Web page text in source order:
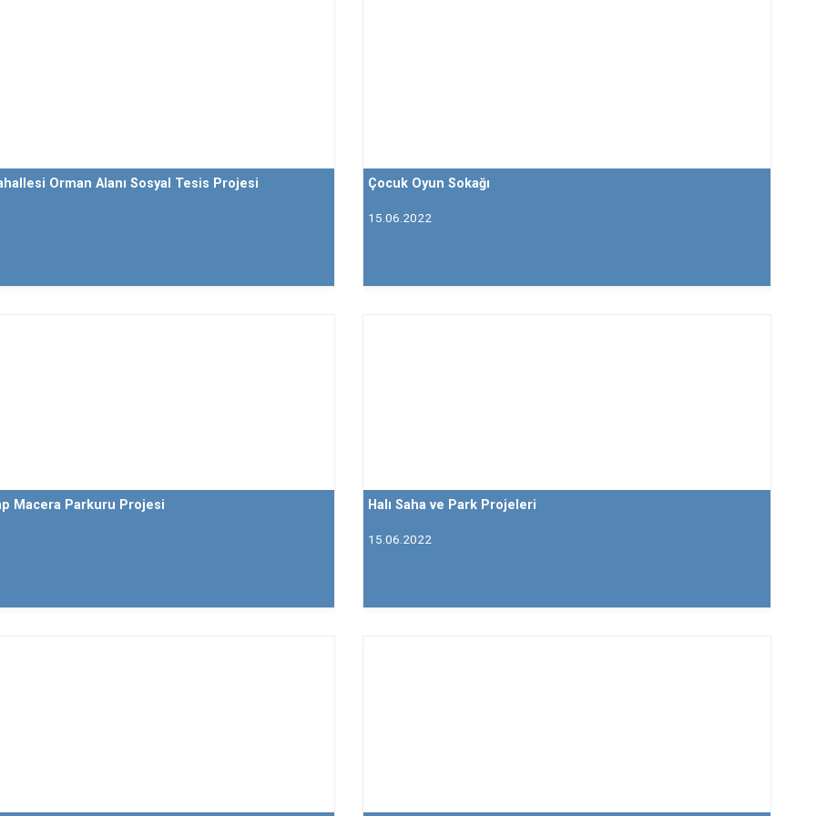
Orman Alanı Sosyal Tesis Projesi Çocuk Oyun Sokağı
15.06.2022
Macera Parkuru Projesi Halı Saha ve Park Projeleri
15.06.2022